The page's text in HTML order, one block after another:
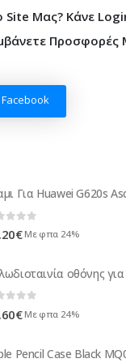
Μας? Κάνε
Προσφορές
€ Με φπα 24%
οθόνης
€ Με φπα 24%
Pencil Case Black